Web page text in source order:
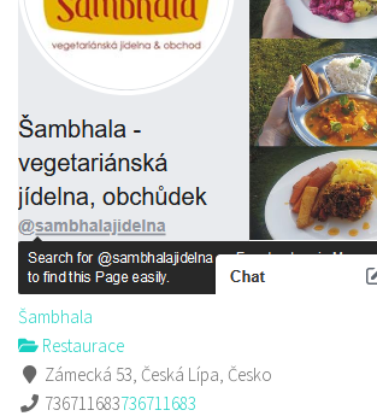
Šambhala
Restaurace
Zámecká 53, Česká Lípa, Česko
736711683736711683